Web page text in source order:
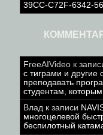
39CC-C72F-6342-
FreeAIVideo к
с тиграми и другие
преподавать
студентам, которым
Влад к записи
многоцелевой
беспилотный